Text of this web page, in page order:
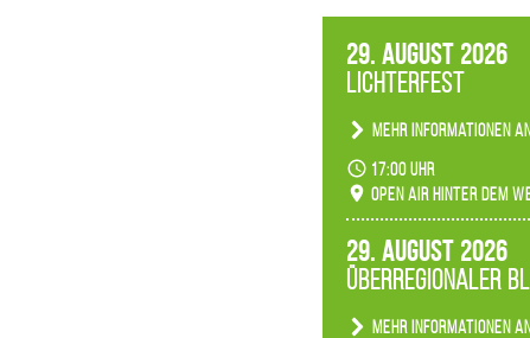
29. August 2026
Lichterfest
Mehr Informationen
Becherlichter,
verwandeln den
Märchenwald, der
Ambiente gibt es ein
unserer
17:00 Uhr
Open Air hinter dem
29. August 2026
Überregionaler
Mehr Informationen